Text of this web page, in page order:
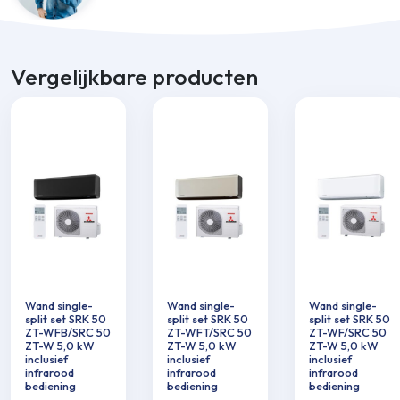
Vergelijkbare producten
Wand single-
split set SRK 50
ZT-WFB/SRC 50
ZT-W 5,0 kW
inclusief
infrarood
bediening
Wand single-
split set SRK 50
ZT-WFT/SRC 50
ZT-W 5,0 kW
inclusief
infrarood
bediening
Wand single-
split set SRK 50
ZT-WF/SRC 50
ZT-W 5,0 kW
inclusief
infrarood
bediening